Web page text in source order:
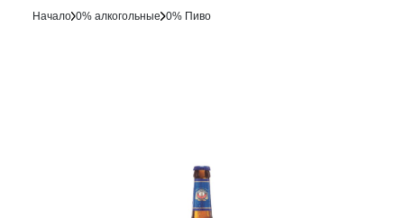
Начало 0% aлкогольныe 0% Пиво